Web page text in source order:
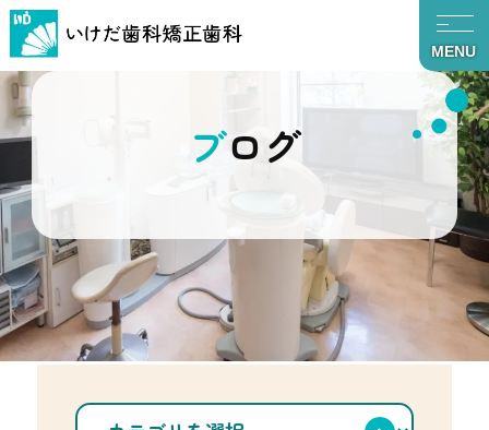
MENU
ブログ
TOP
ブログ
ﾊﾞｲｺﾝｲﾝﾌﾟﾗﾝﾄ CAD/CAMﾐｰﾃｨﾝｸﾞ 2017-3
カ